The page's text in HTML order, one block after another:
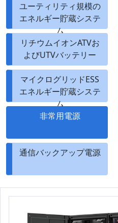
ユーティリティ規模の
エネルギー貯蔵システ
ム
リチウムイオンATVお
よびUTVバッテリー
マイクログリッドESS
エネルギー貯蔵システ
ム
非常用電源
通信バックアップ電源